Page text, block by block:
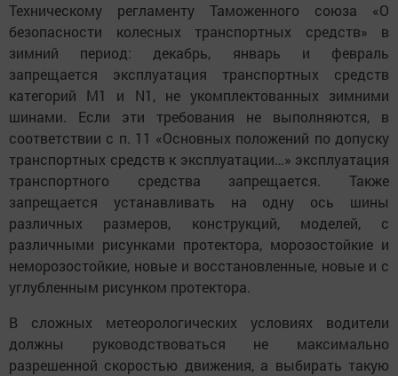
Техническому регламенту Таможенного союза «О
безопасности колесных транспортных средств» в
зимний период: декабрь, январь и февраль
запрещается эксплуатация транспортных средств
категорий M1 и N1, не укомплектованных зимними
шинами. Если эти требования не выполняются, в
соответствии с п. 11 «Основных положений по допуску
транспортных средств к эксплуатации…» эксплуатация
транспортного средства запрещается. Также
запрещается устанавливать на одну ось шины
различных размеров, конструкций, моделей, с
различными рисунками протектора, морозостойкие и
неморозостойкие, новые и восстановленные, новые и с
углубленным рисунком протектора.
В сложных метеорологических условиях водители
должны руководствоваться не максимально
разрешенной скоростью движения, а выбирать такую